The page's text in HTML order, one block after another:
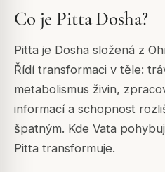
Co je Pitta Dosha?
Pitta je Dosha složená z
Řídí transformaci v těle:
metabolismus živin,
informací a schopnost
špatným. Kde Vata
Pitta transformuje.